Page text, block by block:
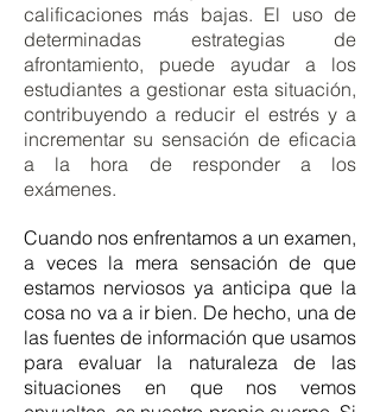
calificaciones más bajas. El uso de
determinadas estrategias de
afrontamiento, puede ayudar a los
estudiantes a gestionar esta situación,
contribuyendo a reducir el estrés y a
incrementar su sensación de eficacia
a la hora de responder a los
exámenes.
Cuando nos enfrentamos a un examen,
a veces la mera sensación de que
estamos nerviosos ya anticipa que la
cosa no va a ir bien. De hecho, una de
las fuentes de información que usamos
para evaluar la naturaleza de las
situaciones en que nos vemos